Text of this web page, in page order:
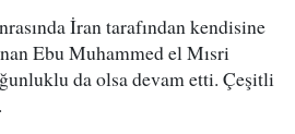
İran tarafından kendisine
Ebu Muhammed el Mısri
da olsa devam etti. Çeşitli